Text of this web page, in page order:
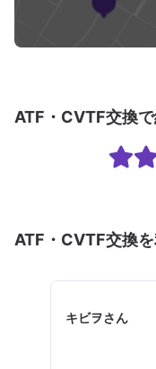
ATF・CVTF交換
ATF・CVTF交換
キビヲさん